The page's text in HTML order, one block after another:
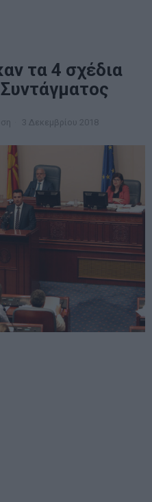
τα 4 σχέδια
3 Δεκεμβρίου 2018